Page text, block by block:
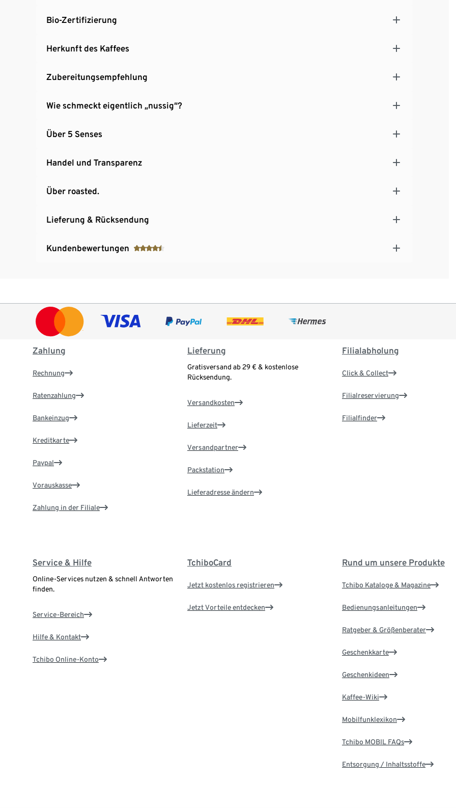
Bio-Zertifizierung
Herkunft des Kaffees
Zubereitungsempfehlung
Wie schmeckt eigentlich „nussig“?
Über 5 Senses
Handel und Transparenz
Über roasted.
Lieferung & Rücksendung
Kundenbewertungen
Zahlung
Rechnung
Ratenzahlung
Bankeinzug
Kreditkarte
Paypal
Vorauskasse
Zahlung in der Filiale
Lieferung
Gratisversand ab 29 € & kostenlose
Rücksendung.
Versandkosten
Lieferzeit
Versandpartner
Packstation
Lieferadresse ändern
Filialabholung
Click & Collect
Filialreservierung
Filialfinder
Service & Hilfe
Online-Services nutzen & schnell Antworten
finden.
Service-Bereich
Hilfe & Kontakt
Tchibo Online-Konto
TchiboCard
Jetzt kostenlos registrieren
Jetzt Vorteile entdecken
Rund um unsere Produkte
Tchibo Kataloge & Magazine
Bedienungsanleitungen
Ratgeber & Größenberater
Geschenkkarte
Geschenkideen
Kaffee-Wiki
Mobilfunklexikon
Tchibo MOBIL FAQs
Entsorgung / Inhaltsstoffe